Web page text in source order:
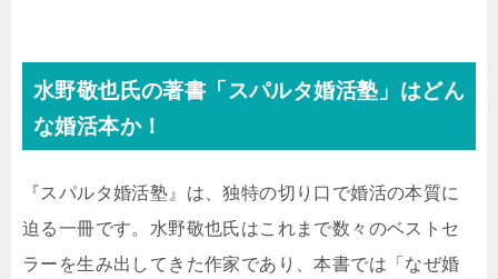
水野敬也氏の著書「スパルタ婚活塾」はどん
な婚活本か！
『スパルタ婚活塾』は、独特の切り口で婚活の本質に
迫る一冊です。水野敬也氏はこれまで数々のベストセ
ラーを生み出してきた作家であり、本書では「なぜ婚